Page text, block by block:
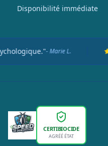
Disponibilité immédiate
"Un travail
CERTIBIOCIDE
AGRÉÉ ÉTAT